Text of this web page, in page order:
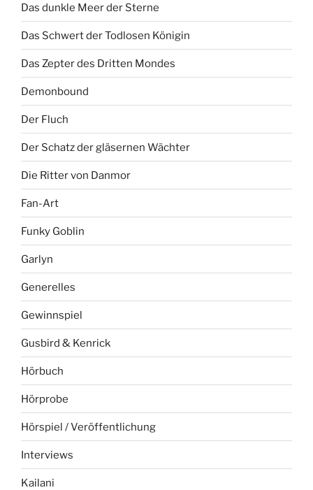
Das dunkle Meer der Sterne
Das Schwert der Todlosen Königin
Das Zepter des Dritten Mondes
Demonbound
Der Fluch
Der Schatz der gläsernen Wächter
Die Ritter von Danmor
Fan-Art
Funky Goblin
Garlyn
Generelles
Gewinnspiel
Gusbird & Kenrick
Hörbuch
Hörprobe
Hörspiel / Veröffentlichung
Interviews
Kailani